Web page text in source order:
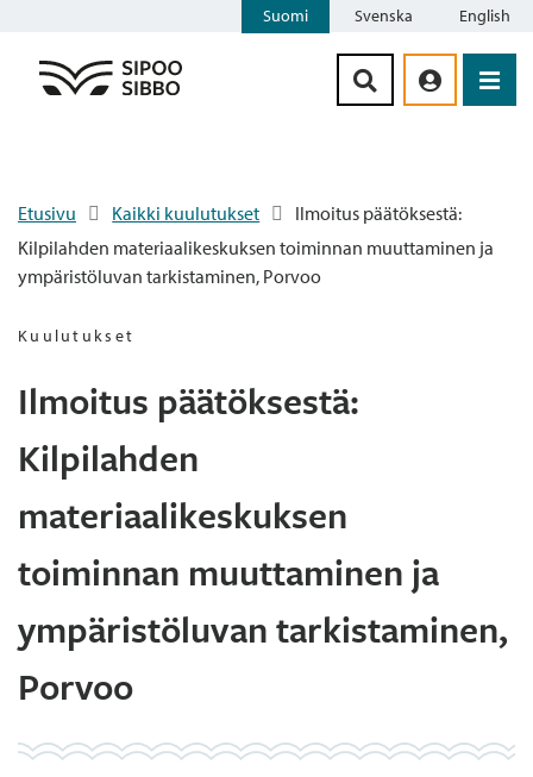
Suomi Svenska English
Etusivu Kaikki kuulutukset
Ilmoitus päätöksestä:
Kilpilahden materiaalikeskuksen toiminnan muuttaminen ja
ympäristöluvan tarkistaminen, Porvoo
Kuulutukset
Ilmoitus päätöksestä:
Kilpilahden
materiaalikeskuksen
toiminnan muuttaminen ja
ympäristöluvan tarkistaminen,
Porvoo